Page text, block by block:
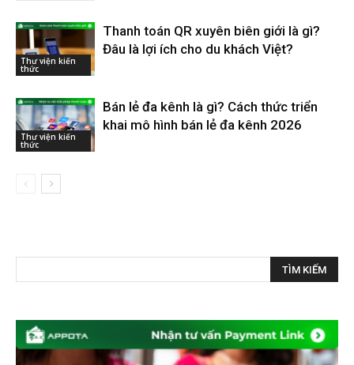
Thư viện kiến
thức
Thanh toán QR xuyên biên giới là gì?
Đâu là lợi ích cho du khách Việt?
Thư viện kiến
thức
Bán lẻ đa kênh là gì? Cách thức triển
khai mô hình bán lẻ đa kênh 2026